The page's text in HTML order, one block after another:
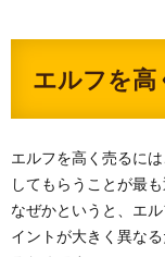
エルフを高
エルフを高く売るに
してもらうことが最も
なぜかというと、エ
イントが大きく異な